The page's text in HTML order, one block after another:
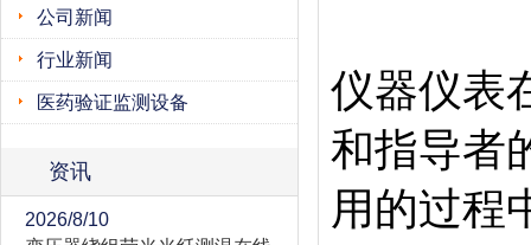
公司新闻
行业新闻
医药验证监测设备
资讯
2026/8/10
仪器仪表
和指导者
用的过程